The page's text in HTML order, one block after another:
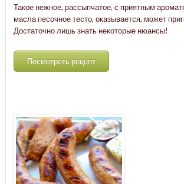
Такое нежное, рассыпчатое, с приятным
масла песочное тесто, оказывается, может
Достаточно лишь знать некоторые нюансы!
Посмотреть рецепт